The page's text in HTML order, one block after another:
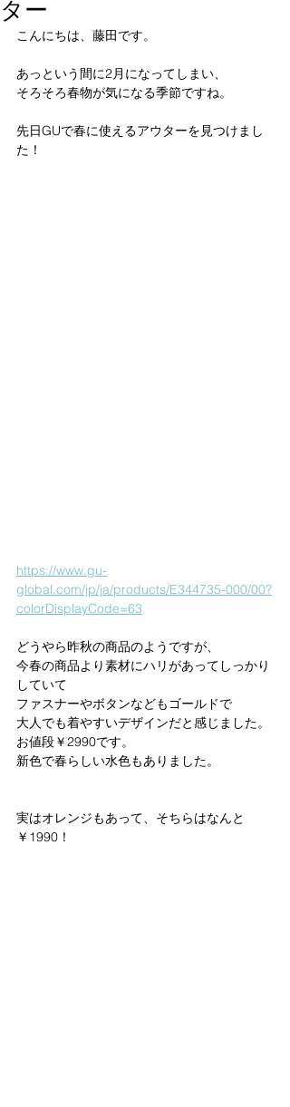
ター
こんにちは、藤田です。
あっという間に2月になってしまい、
そろそろ春物が気になる季節ですね。
先日GUで春に使えるアウターを見つけまし
た！
https://www.gu-
global.com/jp/ja/products/E344735-000/00?
colorDisplayCode=63
どうやら昨秋の商品のようですが、
今春の商品より素材にハリがあってしっかり
していて
ファスナーやボタンなどもゴールドで
大人でも着やすいデザインだと感じました。
お値段￥2990です。
新色で春らしい水色もありました。
実はオレンジもあって、そちらはなんと
￥1990！